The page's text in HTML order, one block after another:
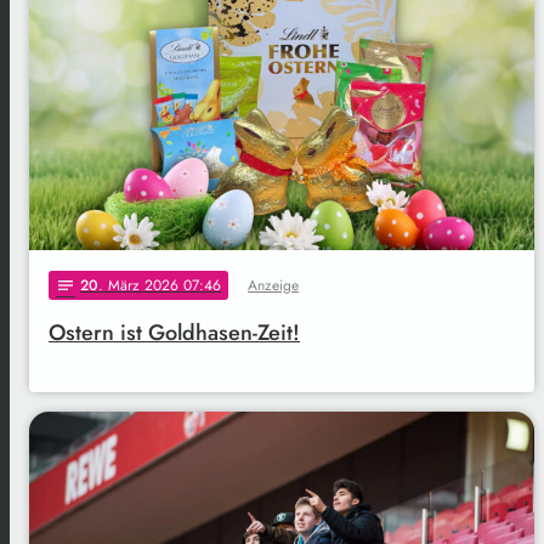
notes 20. März 2026 07:46 Anzeige
Ostern ist Goldhasen-Zeit!